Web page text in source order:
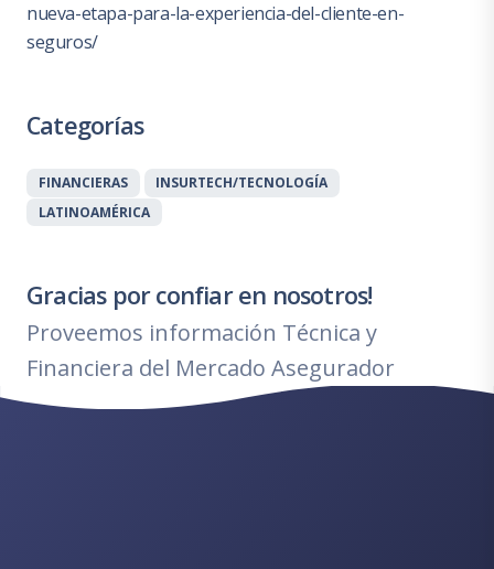
nueva-etapa-para-la-experiencia-del-cliente-en-
seguros/
Categorías
FINANCIERAS
INSURTECH/TECNOLOGÍA
LATINOAMÉRICA
Gracias por confiar en nosotros!
Proveemos información Técnica y
Financiera del Mercado Asegurador